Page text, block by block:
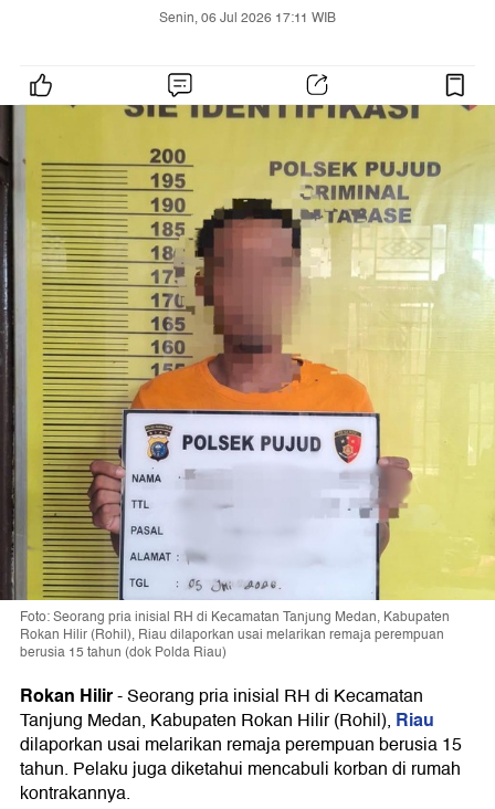
Senin, 06 Jul 2026 17:11 WIB
Foto: Seorang pria inisial RH di Kecamatan Tanjung Medan, Kabupaten
Rokan Hilir (Rohil), Riau dilaporkan usai melarikan remaja perempuan
berusia 15 tahun (dok Polda Riau)
Rokan Hilir-Seorang pria inisial RH di Kecamatan
Tanjung Medan, Kabupaten Rokan Hilir (Rohil), Riau
dilaporkan usai melarikan remaja perempuan berusia 15
tahun. Pelaku juga diketahui mencabuli korban di rumah
kontrakannya.